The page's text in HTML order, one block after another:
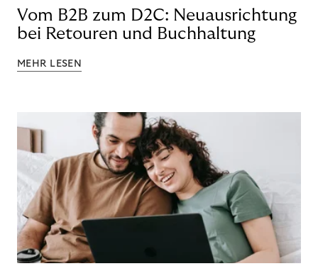
Vom B2B zum D2C: Neuausrichtung
bei Retouren und Buchhaltung
MEHR LESEN